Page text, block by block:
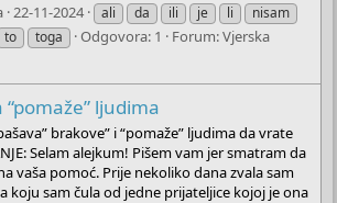
22-11-2024 ali da ili je li
nisam
to toga Odgovora: 1 Forum:Vjerska
ljudima
brakove” i “pomaže” ljudima da vrate
Selam alejkum! Pišem vam jer smatram da
vaša pomoć. Prije nekoliko dana zvala sam
koju sam čula od jedne prijateljice kojoj je ona